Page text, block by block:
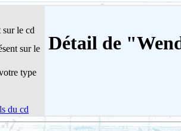
Détail de
sur le cd
sur le
type
du cd